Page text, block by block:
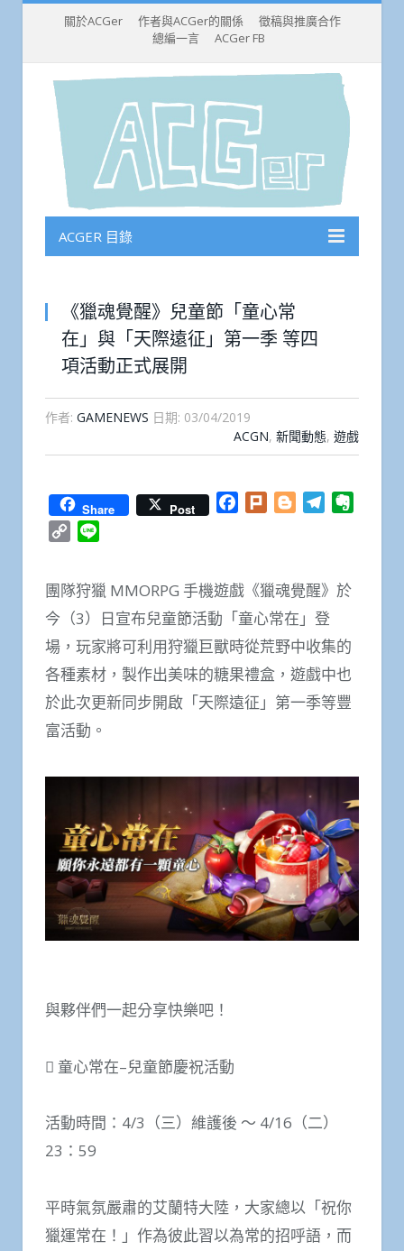
關於ACGer 作者與ACGer的關係
徵稿與推廣合作
總編一言
ACGer FB
ACGER 目錄
《獵魂覺醒》兒童節「童心常
在」與「天際遠征」第一季 等四
項活動正式展開
作者: GAMENEWS 日期: 03/04/2019
ACGN, 新聞動態, 遊戲
Share Post Facebook
Plurk BloggerTelegram
Copy
團隊狩獵 MMORPG 手機遊戲《獵魂覺醒》於
今（3）日宣布兒童節活動「童心常在」登
場，玩家將可利用狩獵巨獸時從荒野中收集的
各種素材，製作出美味的糖果禮盒，遊戲中也
於此次更新同步開啟「天際遠征」第一季等豐
富活動。
與夥伴們一起分享快樂吧！
 童心常在–兒童節慶祝活動
活動時間：4/3（三）維護後 ～ 4/16（二）
23：59
平時氣氛嚴肅的艾蘭特大陸，大家總以「祝你
獵運常在！」作為彼此習以為常的招呼語，而